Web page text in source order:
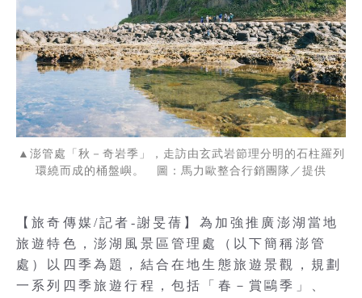
▲澎管處「秋－奇岩季」，走訪由玄武岩節理分明的石柱羅列
環繞而成的桶盤嶼。 圖：馬力歐整合行銷團隊／提供
【旅奇傳媒/記者-謝旻蒨】為加強推廣澎湖當地
旅遊特色，澎湖風景區管理處（以下簡稱澎管
處）以四季為題，結合在地生態旅遊景觀，規劃
一系列四季旅遊行程，包括「春－賞鷗季」、